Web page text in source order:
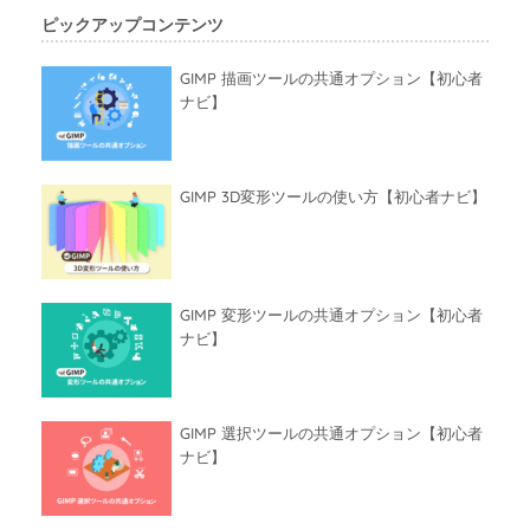
ピックアップコンテンツ
GIMP 描画ツールの共通オプション【初心者
ナビ】
GIMP 3D変形ツールの使い方【初心者ナビ】
GIMP 変形ツールの共通オプション【初心者
ナビ】
GIMP 選択ツールの共通オプション【初心者
ナビ】